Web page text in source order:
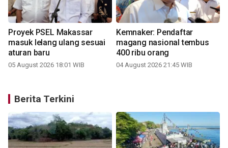
Proyek PSEL Makassar
masuk lelang ulang sesuai
aturan baru
05 August 2026 18:01 WIB
Kemnaker: Pendaftar
magang nasional tembus
400 ribu orang
04 August 2026 21:45 WIB
Berita Terkini